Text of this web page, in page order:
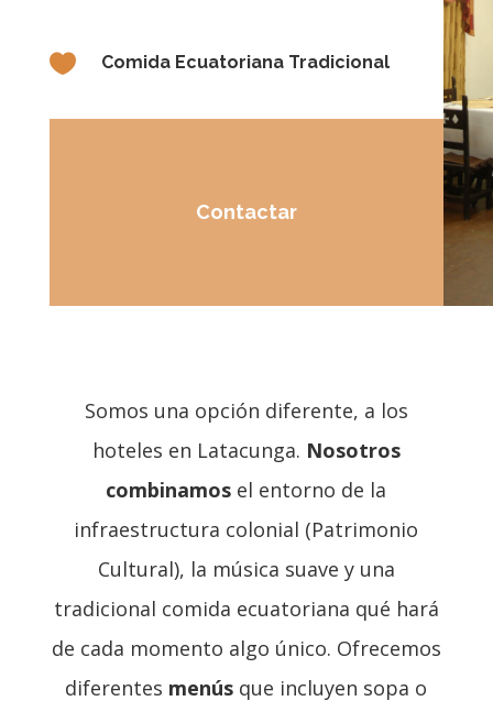
 Comida Ecuatoriana Tradicional
Contactar
Somos una opción diferente, a los
hoteles en Latacunga. Nosotros
combinamos el entorno de la
infraestructura colonial (Patrimonio
Cultural), la música suave y una
tradicional comida ecuatoriana qué hará
de cada momento algo único. Ofrecemos
diferentes menús que incluyen sopa o